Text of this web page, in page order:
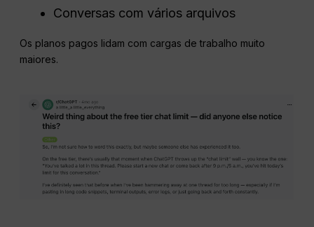
Conversas com vários arquivos
Os planos pagos lidam com cargas de trabalho muito
maiores.